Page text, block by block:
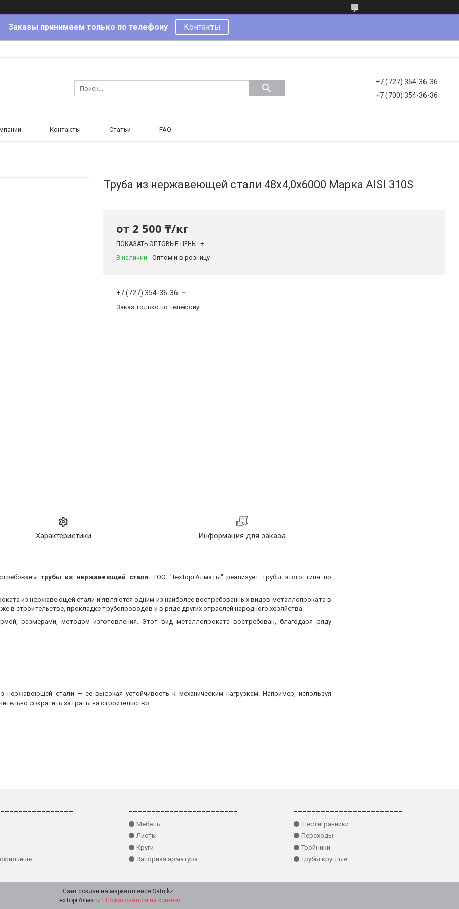
Заказы принимаем только по телефону Контакты
+7 (727) 354-36-36
+7 (700) 354-36-36
Контакты Статьи FAQ
Труба из нержавеющей стали 48х4,0х6000 Марка AISI 310S
от 2 500 ₸/кг
ПОКАЗАТЬ ОПТОВЫЕ ЦЕНЫ
В наличии Оптом и в розницу
+7 (727) 354-36-36
Заказ только по телефону
Характеристики Информация для заказа
трубы из нержавеющей стали. ТОО "ТехТоргАлматы" реализует трубы этого типа по
из нержавеющей стали и являются одним из наиболее востребованных видов металлопроката в
строительстве, прокладке трубопроводов и в ряде других отраслей народного хозяйства.
размерами, методом изготовления. Этот вид металлопроката востребован, благодаря ряду
нержавеющей стали — ее высокая устойчивость к механическим нагрузкам. Например, используя
сократить затраты на строительство.
⚫ Мебель
⚫ Листы
⚫ Круги
⚫ Запорная арматура
⚫ Шестигранники
⚫ Переходы
⚫ Тройники
⚫ Трубы круглые
Сайт создан на маркетплейсе Satu.kz
Пожаловаться на контент